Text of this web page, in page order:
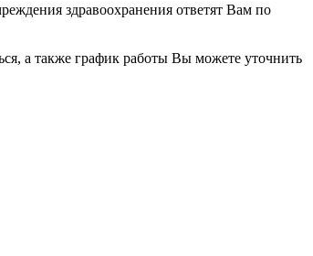
здравоохранения ответят Вам по
а также график работы Вы можете уточнить